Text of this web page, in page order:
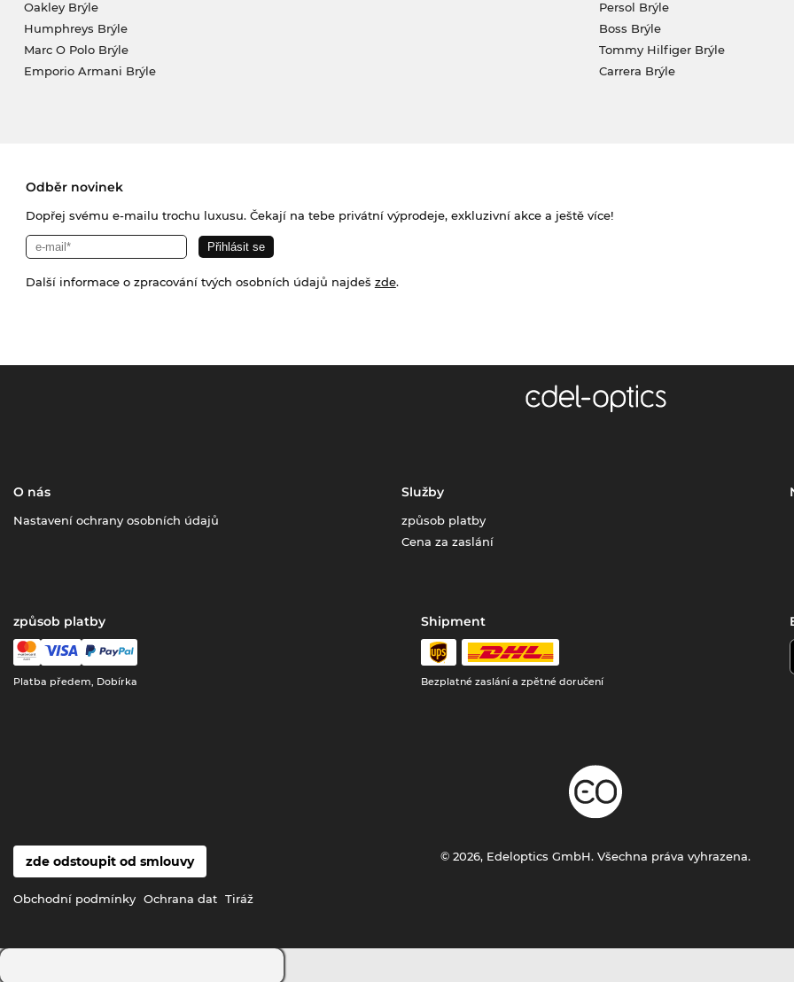
Oakley Brýle
Humphreys Brýle
Marc O Polo Brýle
Emporio Armani Brýle
Persol Brýle
Boss Brýle
Tommy Hilfiger Brýle
Carrera Brýle
Odběr novinek
Dopřej svému e-mailu trochu luxusu. Čekají na tebe privátní výprodeje, exkluzivní akce a ještě více!
Další informace o zpracování tvých osobních údajů najdeš zde.
O nás
Nastavení ochrany osobních údajů
Služby
způsob platby
Cena za zaslání
způsob platby
Platba předem, Dobírka
Shipment
Bezplatné zaslání a zpětné doručení
zde odstoupit od smlouvy
Obchodní podmínky Ochrana dat Tiráž
© 2026, Edeloptics GmbH. Všechna práva vyhrazena.